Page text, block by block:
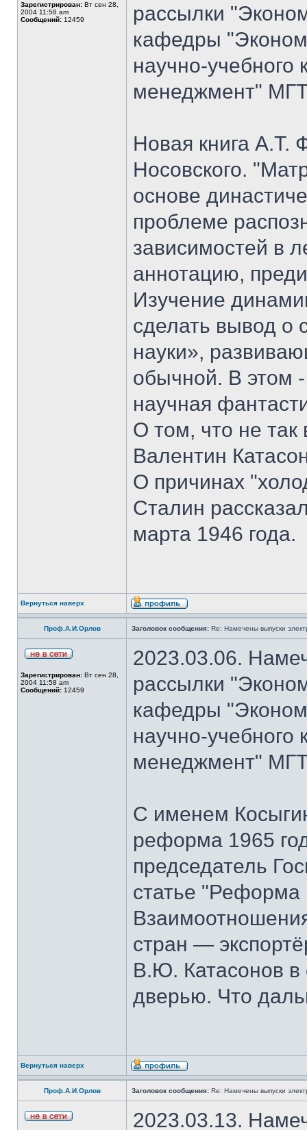
Зарегистрирован: Вт сен 28,
2004 11:58 am
Сообщений: 12459
рассылки
кафедры
научно-
менеджмент"
Новая книга А.Т.
Носовского.
основе
проблеме
зависимостей в
аннотацию,
Изучение
сделать вывод о
науки»,
обычной. В этом
научная
О том, что не
Валентин
О причинах
Сталин
марта 1946 года.
Вернуться наверх
Проф.А.И.Орлов Заголовок сообщения: Re: Намечены выпуски
Зарегистрирован: Вт сен 28,
2004 11:58 am
Сообщений: 12459
2023.03.06.
рассылки
кафедры
научно-
менеджмент"
С именем
реформа 1965
председатель
статье "Реформа
стран —
В.Ю. Катасонов в
дверью. Что
Вернуться наверх
Проф.А.И.Орлов Заголовок сообщения: Re: Намечены выпуски
2023.03.13.